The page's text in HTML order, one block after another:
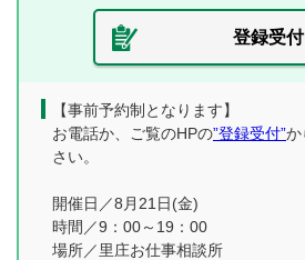
登録受付
【事前予約制となります】
お電話か、ご覧のHPの”登録受付”か
さい。
開催日／8月21日(金)
時間／9：00～19：00
場所／里庄お仕事相談所